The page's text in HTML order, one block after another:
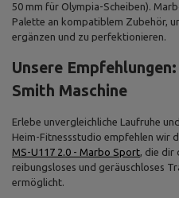
50 mm für Olympia-Scheiben).
Palette an kompatiblem Zubehör,
ergänzen und zu perfektionieren.
Unsere
Smith Maschine
Erlebe unvergleichliche Laufruhe
Heim-Fitnessstudio empfehlen wir
MS-U117 2.0 - Marbo Sport, die dir
reibungsloses und geräuschloses
ermöglicht.